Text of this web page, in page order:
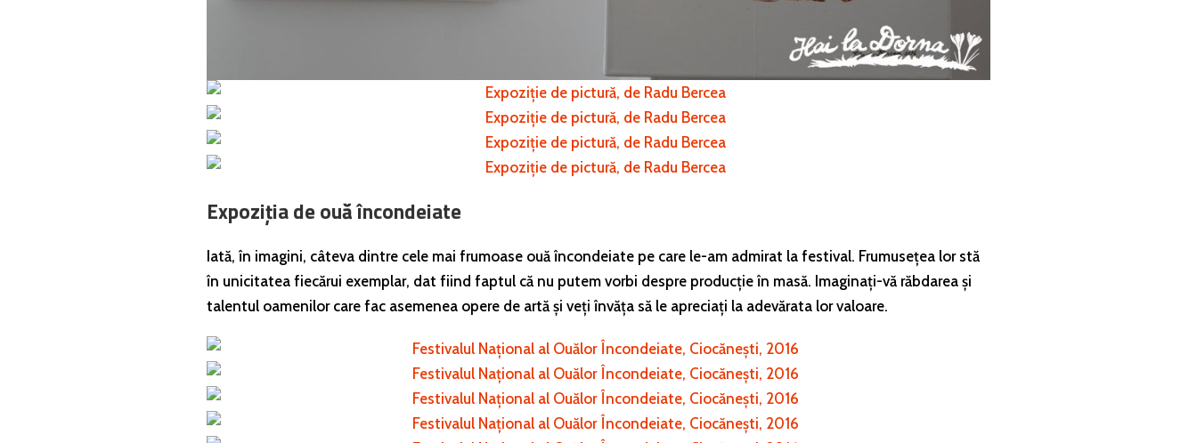
Expoziția de ouă încondeiate
Iată, în imagini, câteva dintre cele mai frumoase ouă încondeiate pe care le-am admirat la festival. Frumusețea lor stă
în unicitatea fiecărui exemplar, dat fiind faptul că nu putem vorbi despre producție în masă. Imaginați-vă răbdarea și
talentul oamenilor care fac asemenea opere de artă și veți învăța să le apreciați la adevărata lor valoare.